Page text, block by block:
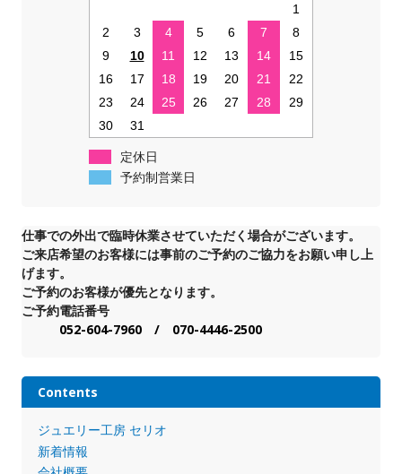
1
2
3 4 5 6 7
8
9
10 11 12 13 14
15
16
17 18 19 20 21
22
23
24 25 26 27 28
29
30
31
定休日
予約制営業日
仕事での外出で臨時休業させていただく場合がございます。
ご来店希望のお客様には事前のご予約のご協力をお願い申し上
げます。
ご予約のお客様が優先となります。
ご予約電話番号
052-604-7960 / 070-4446-2500
Contents
ジュエリー工房 セリオ
新着情報